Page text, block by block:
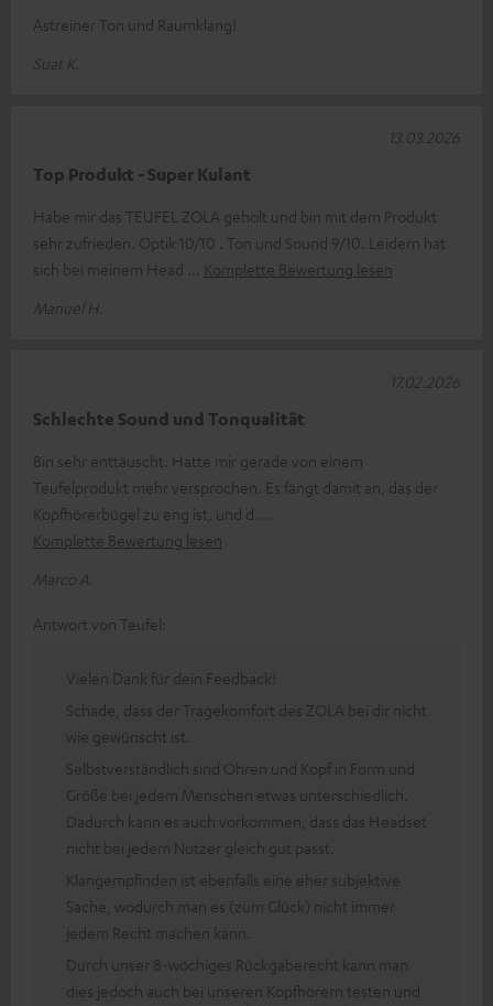
Astreiner Ton und Raumklang!
Suat K.
Top Produkt - Super Kulant
Habe mir das TEUFEL ZOLA geholt und bin mit dem Produkt
sehr zufrieden. Optik 10/10 . Ton und Sound 9/10. Leidern hat
sich bei meinem Head
Komplette Bewertung lesen
Manuel H.
13.03.2026
Schlechte Sound und Tonqualität
Bin sehr enttäuscht. Hatte mir gerade von einem
Teufelprodukt mehr versprochen. Es fängt damit an, das der
Kopfhörerbügel zu eng ist, und d
Komplette Bewertung lesen
Marco A.
17.02.2026
Antwort von Teufel:
Vielen Dank für dein Feedback!
Schade, dass der Tragekomfort des ZOLA bei dir nicht
wie gewünscht ist.
Selbstverständlich sind Ohren und Kopf in Form und
Größe bei jedem Menschen etwas unterschiedlich.
Dadurch kann es auch vorkommen, dass das Headset
nicht bei jedem Nutzer gleich gut passt.
Klangempfinden ist ebenfalls eine eher subjektive
Sache, wodurch man es (zum Glück) nicht immer
jedem Recht machen kann.
Durch unser 8-wöchiges Rückgaberecht kann man
dies jedoch auch bei unseren Kopfhörern testen und